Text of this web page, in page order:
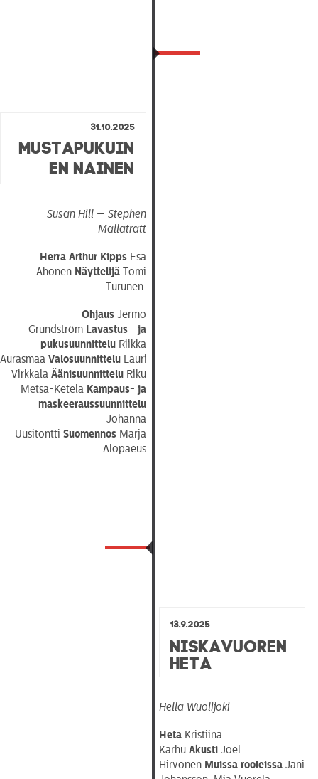
31.10.2025
Mustapukuin
en Nainen
Susan Hill — Stephen
Mallatratt
Herra Arthur Kipps Esa
Ahonen Näyttelijä Tomi
Turunen
Ohjaus Jermo
Grundström Lavastus–ja
pukusuunnittelu Riikka
Aurasmaa Valosuunnittelu Lauri
VirkkalaÄänisuunnittelu Riku
Metsä-Ketelä Kampaus- ja
maskeeraussuunnittelu
Johanna
UusitonttiSuomennos Marja
Alopaeus
13.9.2025
Niskavuoren
Heta
Hella Wuolijoki
HetaKristiina
Karhu AkustiJoel
Hirvonen Muissa rooleissaJani